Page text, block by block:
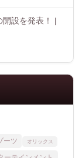
開設を発表！ |